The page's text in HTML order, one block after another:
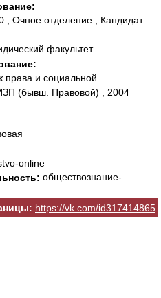
, Очное отделение , Кандидат
факультет
права и социальной
(бывш. Правовой) , 2004
online
обществознание-
https://vk.com/id317414865